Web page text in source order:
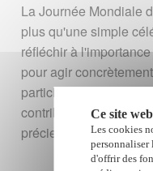
La Journée Mondiale
plus qu'une simple
réfléchir à
pour agir
participant à cette
contribuer à la
précieux pour les
Ce site
Les cookies
personnaliser
d'offrir des